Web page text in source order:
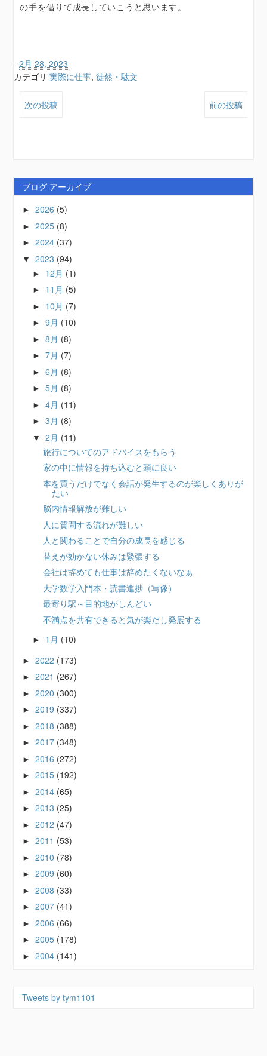
の手を借りて成長していこうと思います。
-2月 28, 2023
カテゴリ実際に仕事,徒然・駄文
次の投稿 前の投稿
ブログ アーカイブ
►2026 (5)
►2025 (8)
►2024 (37)
▼2023 (94)
► 12月 (1)
► 11月 (5)
► 10月 (7)
►9月 (10)
►8月 (8)
►7月 (7)
►6月 (8)
►5月 (8)
►4月 (11)
►3月 (8)
▼2月 (11)
旅行についてのアドバイスをもらう
家の中に情報を持ち込むと頭に良い
本を買うだけでなく会話が発生するのが楽しくありが
たい
脳内情報解放が難しい
人に質問する流れが難しい
人と関わることで自分の成長を感じる
替えが効かない休みは緊張する
会社は辞めても仕事は辞めたくないなぁ
大学数学入門本・読書進捗（写像）
最寄り駅～目的地がしんどい
不満点を共有できると気が楽だし発展する
► 1月 (10)
►2022 (173)
►2021 (267)
►2020 (300)
►2019 (337)
►2018 (388)
►2017 (348)
►2016 (272)
►2015 (192)
►2014 (65)
►2013 (25)
►2012 (47)
►2011 (53)
►2010 (78)
►2009 (60)
►2008 (33)
►2007 (41)
►2006 (66)
►2005 (178)
►2004 (141)
Tweets by tym1101